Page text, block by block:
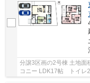
分譲3区画の2号棟 土地
コニー LDK17帖 トイレ